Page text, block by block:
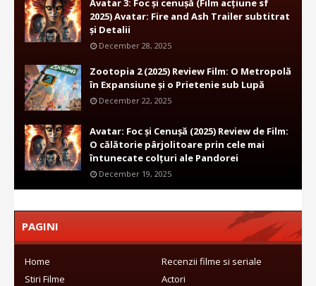
Avatar 3: Foc și cenușă (Film acțiune sf
2025) Avatar: Fire and Ash Trailer subtitrat
și Detalii
December 28, 2025
Zootopia 2 (2025) Review Film: O Metropolă
în Expansiune și o Prietenie sub Lupă
December 22, 2025
Avatar: Foc și Cenușă (2025) Review de Film:
O călătorie pârjolitoare prin cele mai
întunecate colțuri ale Pandorei
December 19, 2025
PAGINI
Home
Recenzii filme si seriale
Stiri Filme
Actori